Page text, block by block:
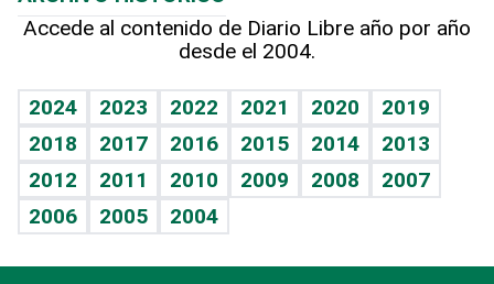
Hablando con el pediatra
Vida y familia
Eñe
Celebrando la vida
Sin complejos
En pocas palabras
Línea de hit
TBT Deportivo
Más firmas
Hecho en casa
Guía del dinero
Cumpleaños
Horóscopos
Crucigramas
Accede al contenido de Diario Libre año por año
desde el 2004.
2024 2023 2022 2021 2020
2019
2018
2017 2016 2015 2014
2013
2012
2011 2010 2009 2008
2007
2006
2005 2004